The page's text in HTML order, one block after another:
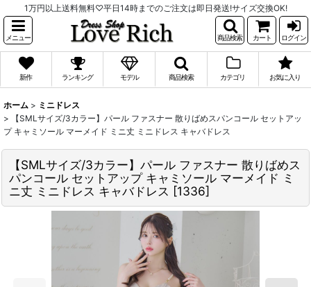
1万円以上送料無料♡平日14時までのご注文は即日発送!サイズ交換OK!
メニュー 商品検索 カート ログイン
新作 ランキング モデル 商品検索 カテゴリ お気に入り
ホーム > ミニドレス
>
【SMLサイズ/3カラー】パール ファスナー 散りばめスパンコール セットアッ
プ キャミソール マーメイド ミニ丈 ミニドレス キャバドレス
【SMLサイズ/3カラー】パール ファスナー 散りばめス
パンコール セットアップ キャミソール マーメイド ミ
ニ丈 ミニドレス キャバドレス [1336]